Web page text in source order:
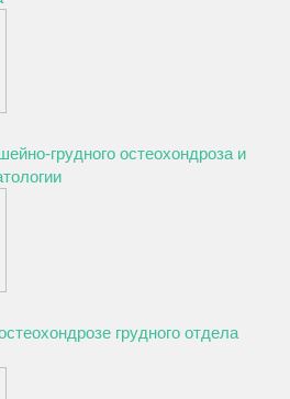
грудного остеохондроза и
грудного отдела